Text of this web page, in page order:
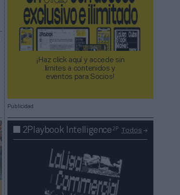
¡Haz click aquí y accede sin
límites a contenidos y
eventos para Socios!​​​​​​​
Publicidad
2Playbook Intelligence2P Todos